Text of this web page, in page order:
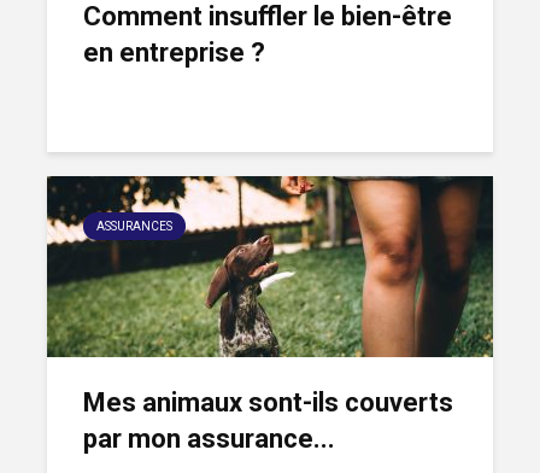
Comment insuffler le bien-être
en entreprise ?
ASSURANCES
Mes animaux sont-ils couverts
par mon assurance...